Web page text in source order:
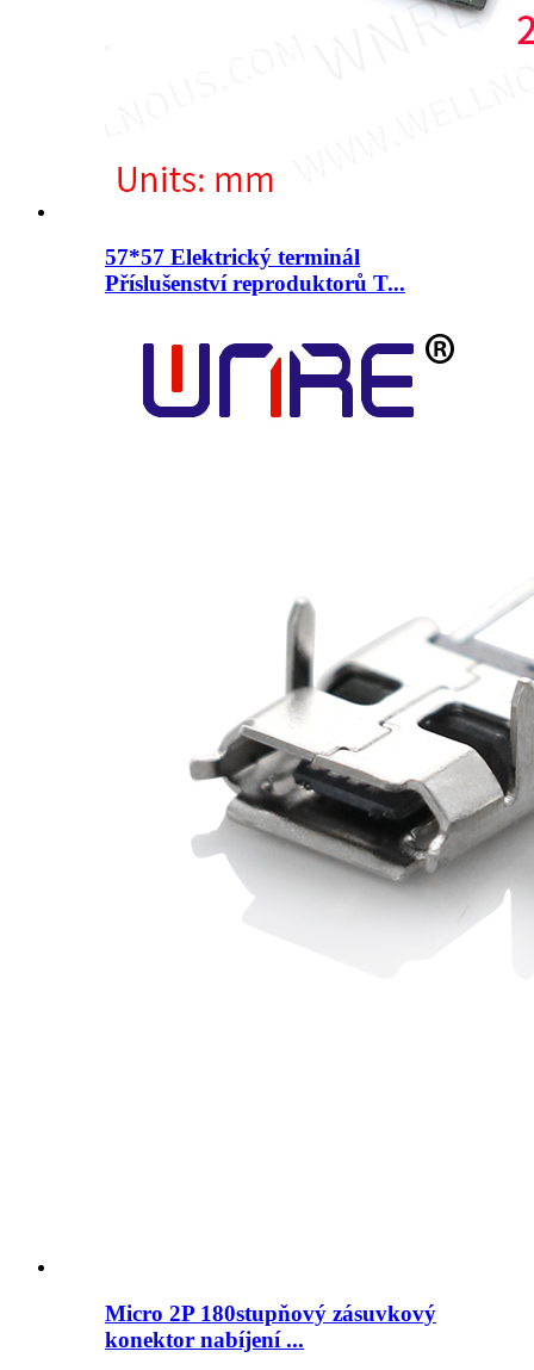
57*57 Elektrický terminál
Příslušenství reproduktorů T...
Micro 2P 180stupňový zásuvkový
konektor nabíjení ...